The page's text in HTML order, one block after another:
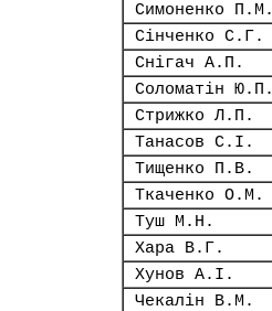
Симоненко П.М.
Сінченко С.Г.
Снігач А.П.
Соломатін Ю.П.
Стрижко Л.П.
Танасов С.І.
Тищенко П.В.
Ткаченко О.М.
Туш М.Н.
Хара В.Г.
Хунов А.І.
Чекалін В.М.